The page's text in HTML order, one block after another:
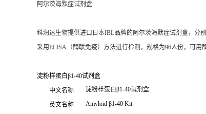
阿尔茨海默症试剂盒
科润达生物提供进口日本IBL品牌的阿尔茨海默症试剂盒，分
采用ELISA（酶联免疫）方法进行检测，规格为96人份，可用
淀粉样蛋白β1-40试剂盒
中文名称
淀粉样蛋白β1-40试剂盒
英文名称 Amyloid β1-40 Kit